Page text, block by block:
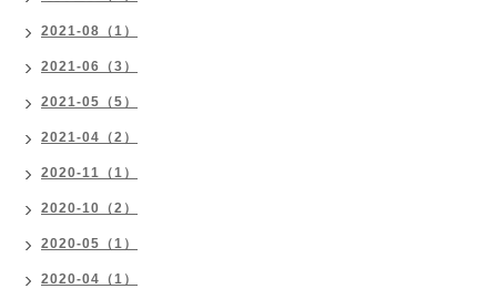
2021-08（1）
2021-06（3）
2021-05（5）
2021-04（2）
2020-11（1）
2020-10（2）
2020-05（1）
2020-04（1）